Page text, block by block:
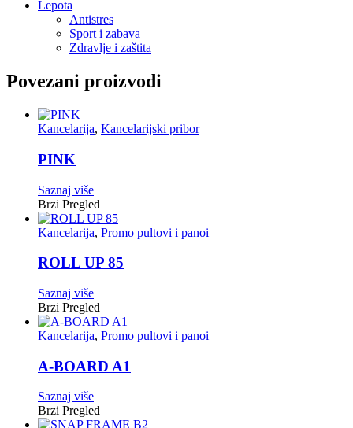
Lepota
Antistres
Sport i zabava
Zdravlje i zaštita
Povezani proizvodi
Kancelarija, Kancelarijski pribor
PINK
Saznaj više
Brzi Pregled
Kancelarija, Promo pultovi i panoi
ROLL UP 85
Saznaj više
Brzi Pregled
Kancelarija, Promo pultovi i panoi
A-BOARD A1
Saznaj više
Brzi Pregled